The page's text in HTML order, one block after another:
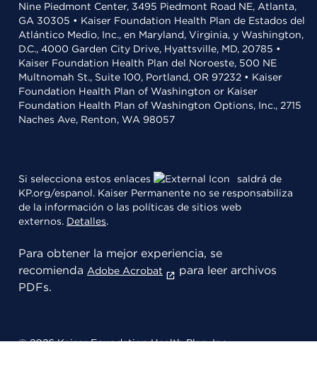
Nine Piedmont Center, 3495 Piedmont Road NE, Atlanta,
GA 30305 • Kaiser Foundation Health Plan de Estados del
Atlántico Medio, Inc., en Maryland, Virginia, y Washington,
D.C., 4000 Garden City Drive, Hyattsville, MD, 20785 •
Kaiser Foundation Health Plan del Noroeste, 500 NE
Multnomah St., Suite 100, Portland, OR 97232 • Kaiser
Foundation Health Plan of Washington or Kaiser
Foundation Health Plan of Washington Options, Inc., 2715
Naches Ave, Renton, WA 98057
Si selecciona estos enlaces
saldrá de
KP.org/espanol. Kaiser Permanente no se responsabiliza
de la información o las políticas de sitios web
externos. Detalles.
Para obtener la mejor experiencia, se
recomienda Adobe Acrobat
para leer archivos
PDFs.
© 2026 Kaiser Foundation Health Plan, Inc.